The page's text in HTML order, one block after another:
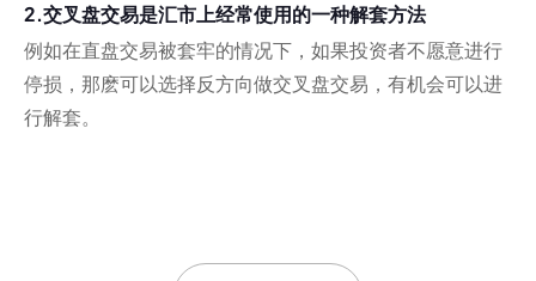
2.交叉盘交易是汇市上经常使用的一种解套方法
例如在直盘交易被套牢的情况下，如果投资者不愿意进行
停损，那麽可以选择反方向做交叉盘交易，有机会可以进
行解套。